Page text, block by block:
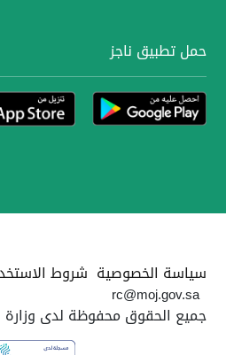
حمل تطبيق ناجز
سياسة الخصوصية شروط
rc@moj.gov.sa
جميع الحقوق محفوظة لدى وزارة